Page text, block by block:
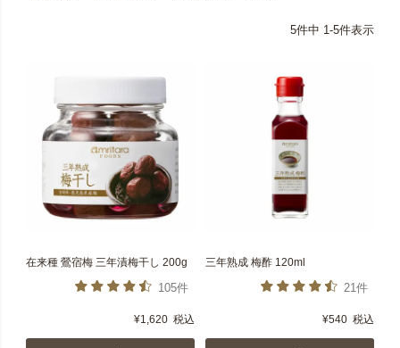
5件中 1-5件表示
在来種 鶯宿梅 三年漬梅干し 200g
105件
¥1,620 税込
三年熟成 梅酢 120ml
21件
¥540 税込